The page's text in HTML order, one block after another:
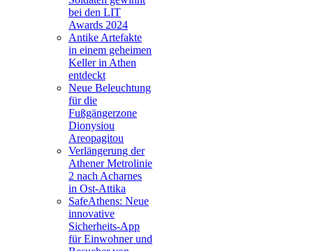
bei den LIT
Awards 2024
Antike Artefakte
in einem geheimen
Keller in Athen
entdeckt
Neue Beleuchtung
für die
Fußgängerzone
Dionysiou
Areopagitou
Verlängerung der
Athener Metrolinie
2 nach Acharnes
in Ost-Attika
SafeAthens: Neue
innovative
Sicherheits-App
für Einwohner und